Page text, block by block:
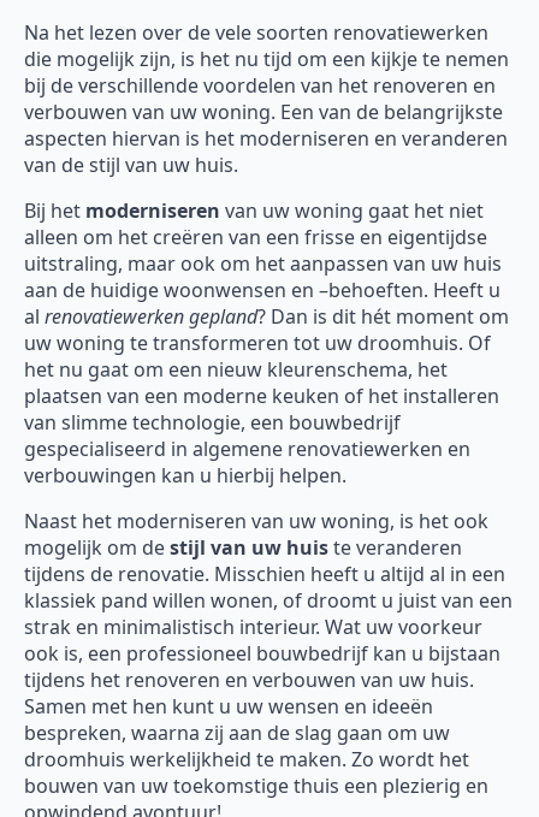
Na het lezen over de vele soorten renovatiewerken
die mogelijk zijn, is het nu tijd om een kijkje te nemen
bij de verschillende voordelen van het renoveren en
verbouwen van uw woning. Een van de belangrijkste
aspecten hiervan is het moderniseren en veranderen
van de stijl van uw huis.
Bij het moderniseren van uw woning gaat het niet
alleen om het creëren van een frisse en eigentijdse
uitstraling, maar ook om het aanpassen van uw huis
aan de huidige woonwensen en –behoeften. Heeft u
al renovatiewerken gepland? Dan is dit hét moment om
uw woning te transformeren tot uw droomhuis. Of
het nu gaat om een nieuw kleurenschema, het
plaatsen van een moderne keuken of het installeren
van slimme technologie, een bouwbedrijf
gespecialiseerd in algemene renovatiewerken en
verbouwingen kan u hierbij helpen.
Naast het moderniseren van uw woning, is het ook
mogelijk om destijl van uw huiste veranderen
tijdens de renovatie. Misschien heeft u altijd al in een
klassiek pand willen wonen, of droomt u juist van een
strak en minimalistisch interieur. Wat uw voorkeur
ook is, een professioneel bouwbedrijf kan u bijstaan
tijdens het renoveren en verbouwen van uw huis.
Samen met hen kunt u uw wensen en ideeën
bespreken, waarna zij aan de slag gaan om uw
droomhuis werkelijkheid te maken. Zo wordt het
bouwen van uw toekomstige thuis een plezierig en